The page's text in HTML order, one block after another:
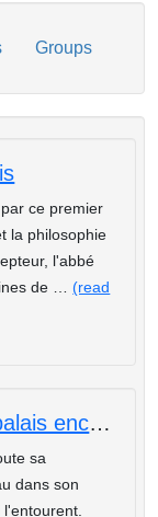
Groups
ce premier
la philosophie
l'abbé
de …(read
L'Opera Garnier - un palais enchanteur
sa
dans son